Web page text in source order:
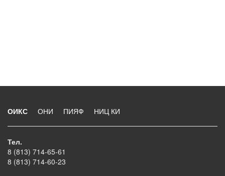
ОИКС ОНИ ПИЯФ НИЦ КИ
Тел.
8 (813) 714-65-61
8 (813) 714-60-23